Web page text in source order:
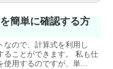
簡単に確認する方
なので、計算式を利用し
ることができます。 私も仕
使用するのですが、単...